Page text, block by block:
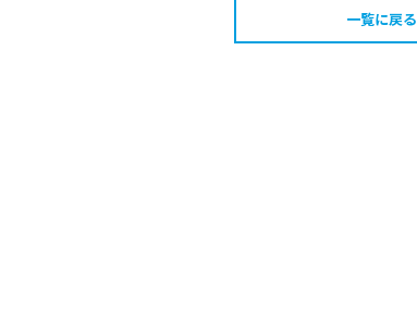
一覧に戻る